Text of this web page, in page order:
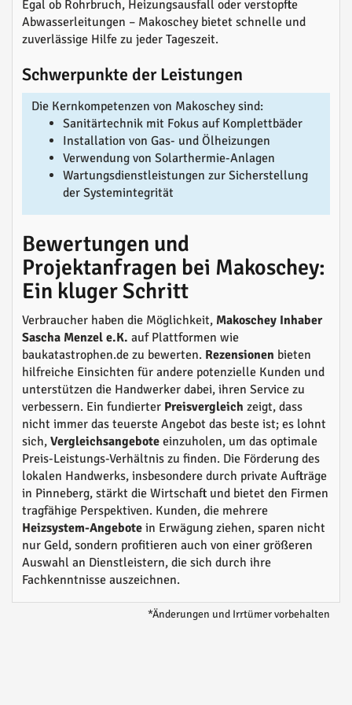
Egal ob Rohrbruch, Heizungsausfall oder verstopfte
Abwasserleitungen – Makoschey bietet schnelle und
zuverlässige Hilfe zu jeder Tageszeit.
Schwerpunkte der Leistungen
Die Kernkompetenzen von Makoschey sind:
Sanitärtechnik mit Fokus auf Komplettbäder
Installation von Gas- und Ölheizungen
Verwendung von Solarthermie-Anlagen
Wartungsdienstleistungen zur Sicherstellung
der Systemintegrität
Bewertungen und
Projektanfragen bei Makoschey:
Ein kluger Schritt
Verbraucher haben die Möglichkeit, Makoschey Inhaber
Sascha Menzel e.K. auf Plattformen wie
baukatastrophen.de zu bewerten. Rezensionen bieten
hilfreiche Einsichten für andere potenzielle Kunden und
unterstützen die Handwerker dabei, ihren Service zu
verbessern. Ein fundierter Preisvergleich zeigt, dass
nicht immer das teuerste Angebot das beste ist; es lohnt
sich, Vergleichsangebote einzuholen, um das optimale
Preis-Leistungs-Verhältnis zu finden. Die Förderung des
lokalen Handwerks, insbesondere durch private Aufträge
in Pinneberg, stärkt die Wirtschaft und bietet den Firmen
tragfähige Perspektiven. Kunden, die mehrere
Heizsystem-Angebote in Erwägung ziehen, sparen nicht
nur Geld, sondern profitieren auch von einer größeren
Auswahl an Dienstleistern, die sich durch ihre
Fachkenntnisse auszeichnen.
*Änderungen und Irrtümer vorbehalten